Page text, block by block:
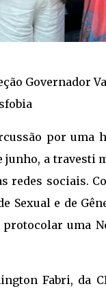
Governador
por uma
junho, a travesti
redes sociais.
Sexual e de
protocolar uma
Fabri, da